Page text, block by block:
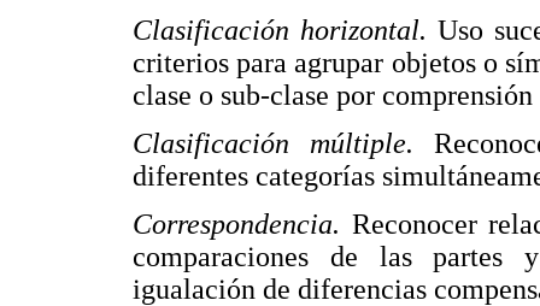
Clasificación horizontal. Uso
criterios para agrupar objetos o
clase o sub-clase por
Clasificación múltiple.
diferentes categorías
Correspondencia. Reconocer
comparaciones de las partes
igualación de diferencias